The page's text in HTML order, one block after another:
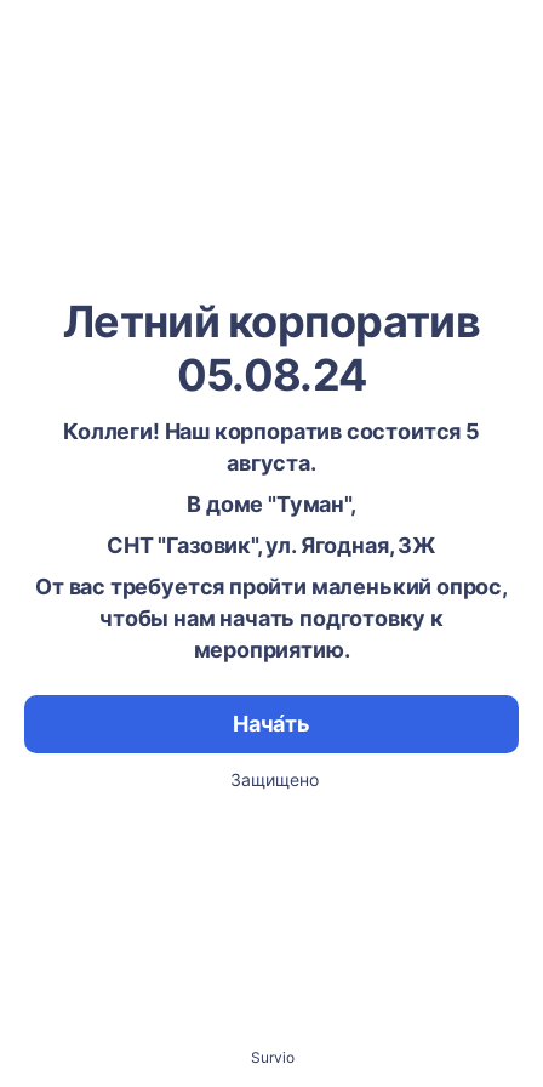
Летний корпоратив
05.08.24
Коллеги! Наш корпоратив состоится 5
августа.
В доме "Туман",
СНТ "Газовик", ул. Ягодная, 3Ж
От вас требуется пройти маленький опрос,
чтобы нам начать подготовку к
мероприятию.
Нача́ть
Защищено
Survio